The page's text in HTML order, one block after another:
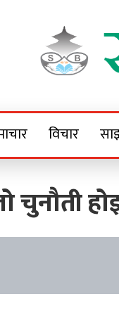
विचार
चुनौती